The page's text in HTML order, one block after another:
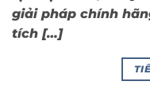
giải pháp chính
tích […]